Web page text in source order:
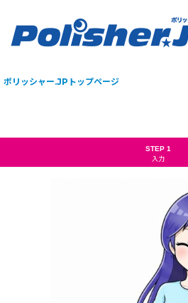
ポリッシャー.JPトップページ
STEP 1
入力